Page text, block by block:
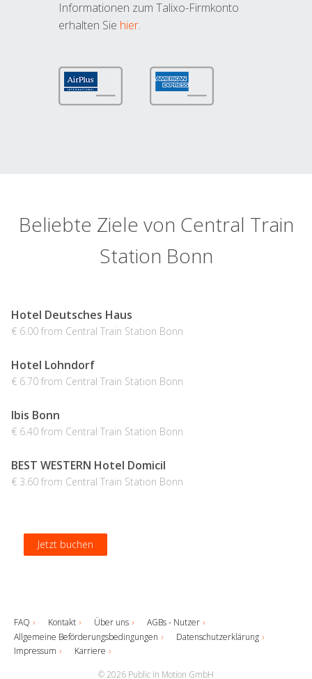
Informationen zum Talixo-Firmkonto
erhalten Sie hier.
Beliebte Ziele von Central Train
Station Bonn
Hotel Deutsches Haus
€ 6.00 from Central Train Station Bonn
Jetzt buchen
Hotel Lohndorf
€ 6.70 from Central Train Station Bonn
Jetzt buchen
Ibis Bonn
€ 6.40 from Central Train Station Bonn
Jetzt buchen
BEST WESTERN Hotel Domicil
€ 3.60 from Central Train Station Bonn
Jetzt buchen
FAQ Kontakt Über uns
AGBs - Nutzer
Allgemeine Beförderungsbedingungen
Datenschutzerklärung
Impressum
Karriere
© 2026 Public in Motion GmbH